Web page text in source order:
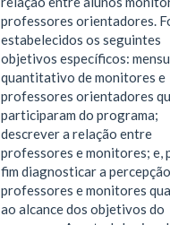
professores orientadores.
estabelecidos os seguintes
objetivos específicos:
quantitativo de monitores e
professores orientadores
participaram do programa;
descrever a relação entre
professores e monitores; e,
fim diagnosticar a
professores e monitores
ao alcance dos objetivos do